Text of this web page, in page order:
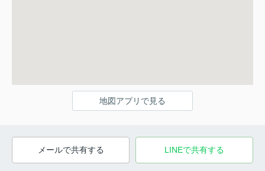
地図アプリで見る
メールで共有する LINEで共有する